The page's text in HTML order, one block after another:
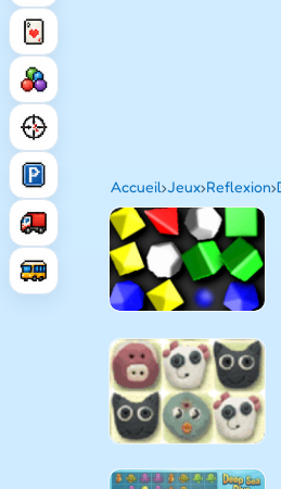
Accueil›Jeux›Reflexion›